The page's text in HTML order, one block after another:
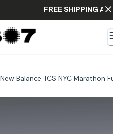
FREE
New Balance TCS NYC Marathon